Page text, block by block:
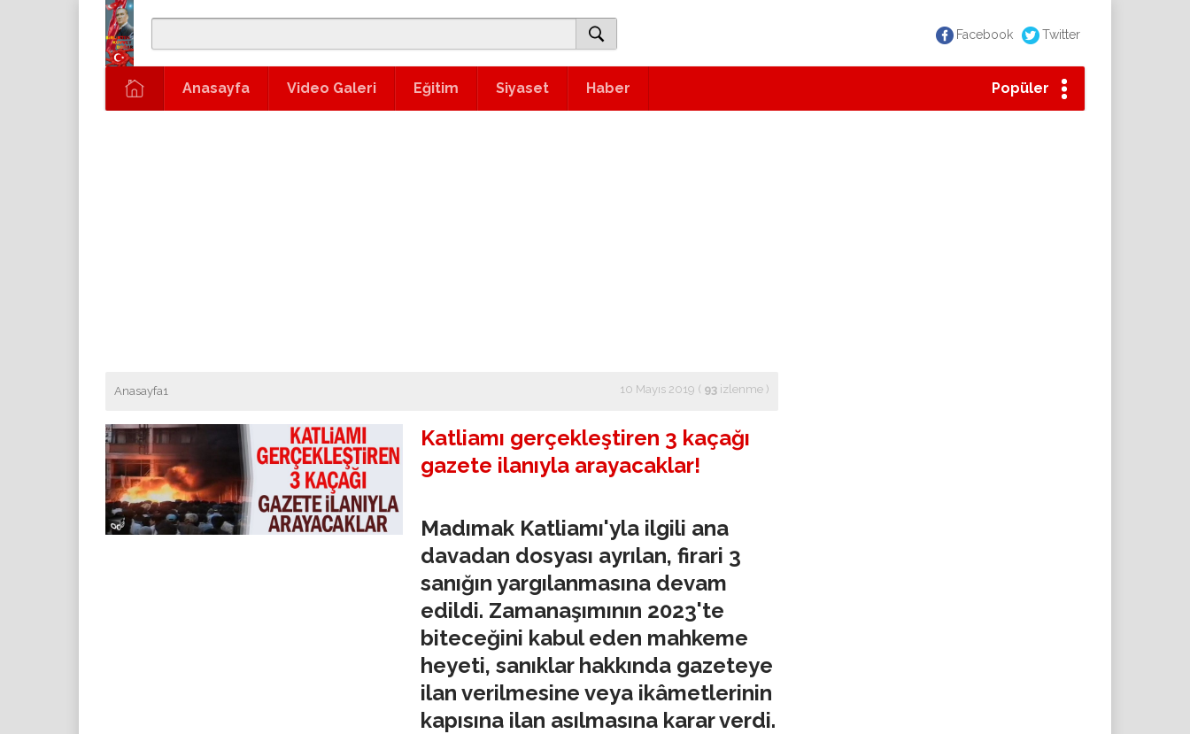
Facebook Twitter
Anasayfa Video Galeri Eğitim Siyaset Haber Popüler
Anasayfa1 10 Mayıs 2019 ( 93 izlenme )
Katliamı gerçekleştiren 3 kaçağı
gazete ilanıyla arayacaklar!
Madımak Katliamı'yla ilgili ana
davadan dosyası ayrılan, firari 3
sanığın yargılanmasına devam
edildi. Zamanaşımının 2023'te
biteceğini kabul eden mahkeme
heyeti, sanıklar hakkında gazeteye
ilan verilmesine veya ikâmetlerinin
kapısına ilan asılmasına karar verdi.